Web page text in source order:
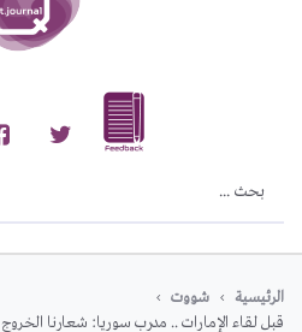
الرئيسية
شووت
قبل لقاء الإمارات .. مدرب سوريا: شعارنا الخروج